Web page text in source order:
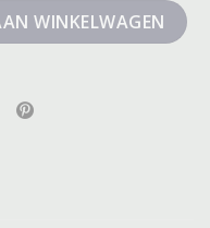
WINKELWAGEN